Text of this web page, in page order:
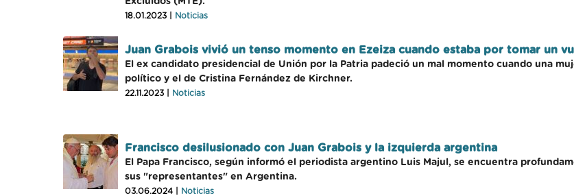
18.01.2023 | Noticias
Juan Grabois vivió un tenso momento en Ezeiza cuando estaba por tomar un
El ex candidato presidencial de Unión por la Patria padeció un mal momento cuando una
político y el de Cristina Fernández de Kirchner.
22.11.2023 | Noticias
Francisco desilusionado con Juan Grabois y la izquierda argentina
El Papa Francisco, según informó el periodista argentino Luis Majul, se encuentra
sus "representantes" en Argentina.
03.06.2024 | Noticias